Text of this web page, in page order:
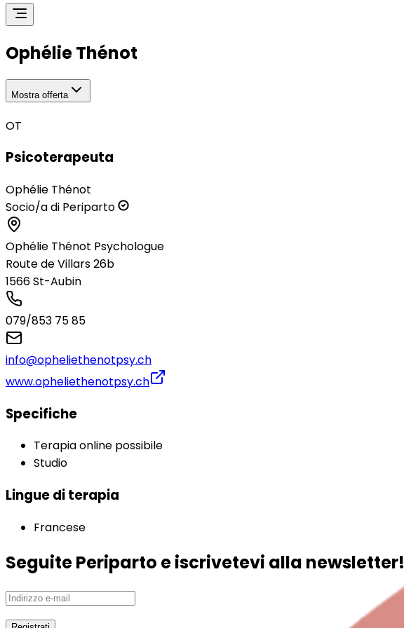
Ophélie Thénot
Mostra offerta
OT
Psicoterapeuta
Ophélie Thénot
Socio/a di Periparto
Ophélie Thénot Psychologue
Route de Villars 26b
1566St-Aubin
079/853 75 85
info@opheliethenotpsy.ch
www.opheliethenotpsy.ch
Specifiche
Terapia online possibile
Studio
Lingue di terapia
Francese
Seguite Periparto e iscrivetevi alla newsletter!